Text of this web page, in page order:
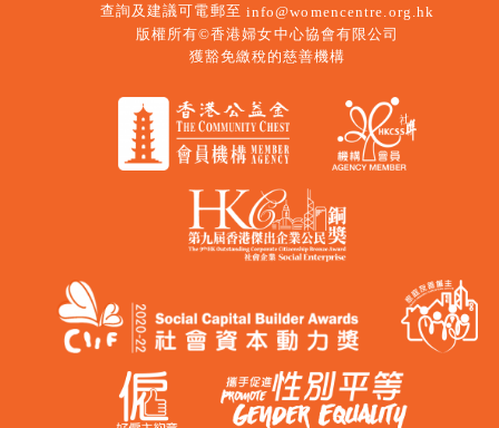
查詢及建議可電郵至 info@womencentre.org.hk
版權所有©香港婦女中心協會有限公司
獲豁免繳稅的慈善機構